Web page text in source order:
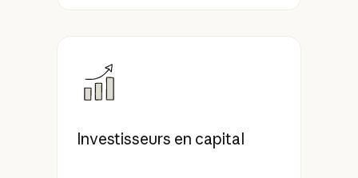
Investisseurs en capital